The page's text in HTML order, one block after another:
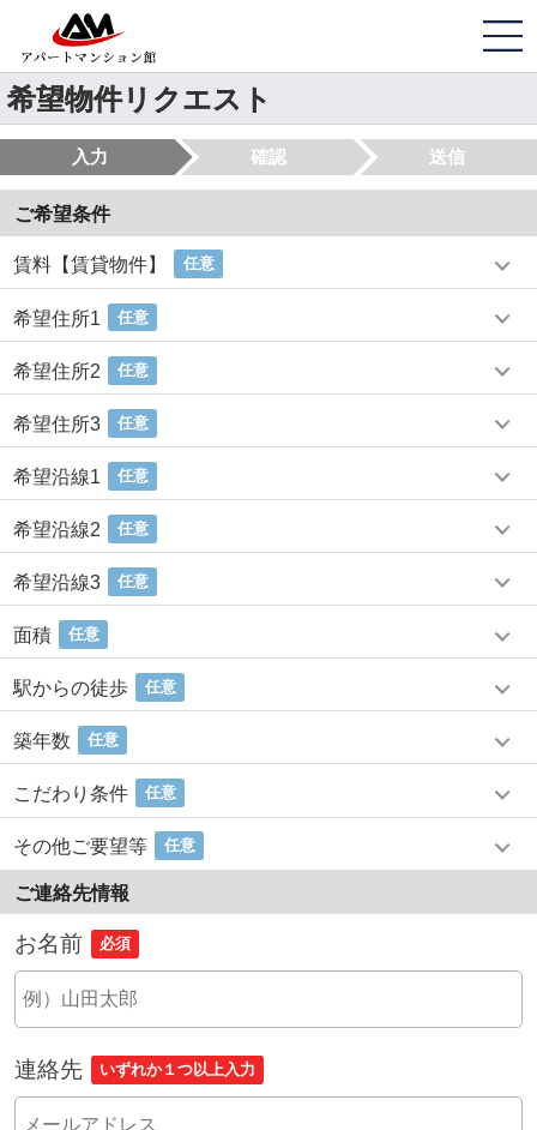
希望物件リクエスト
入力 確認 送信
ご希望条件
賃料【賃貸物件】 任意
希望住所1 任意
希望住所2 任意
希望住所3 任意
希望沿線1 任意
希望沿線2 任意
希望沿線3 任意
面積 任意
駅からの徒歩 任意
築年数 任意
こだわり条件 任意
その他ご要望等 任意
ご連絡先情報
お名前 必須
連絡先 いずれか１つ以上入力